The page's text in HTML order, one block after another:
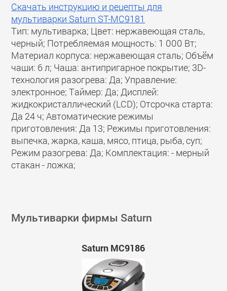
Скачать инструкцию и рецепты для
мультиварки Saturn ST-MC9181
Тип: мультиварка; Цвет: нержавеющая сталь,
черный; Потребляемая мощность: 1 000 Вт;
Материал корпуса: нержавеющая сталь; Объём
чаши: 6 л; Чаша: антипригарное покрытие; 3D-
технология разогрева: Да; Управление:
электронное; Таймер: Да; Дисплей:
жидкокристаллический (LCD); Отсрочка старта:
Да 24 ч; Автоматические режимы
приготовления: Да 13; Режимы приготовления:
выпечка, жарка, каша, мясо, птица, рыба, суп;
Режим разогрева: Да; Комплектация: - мерный
стакан - ложка;
Мультиварки фирмы Saturn
Saturn МС9186